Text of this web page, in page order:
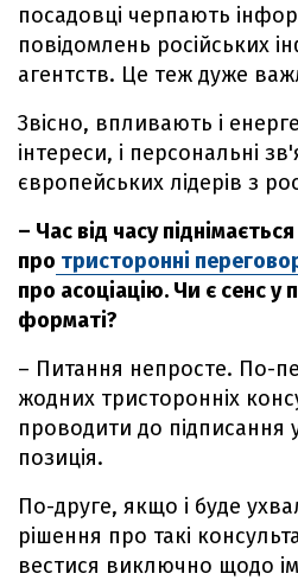
посадовці черпають
повідомлень російських
агентств. Це теж дуже
Звісно, впливають і
інтереси, і персональні
європейських лідерів з
– Час від часу
про тристоронні
про асоціацію. Чи є сенс у
форматі?
– Питання непросте. По-
жодних тристоронніх
проводити до підписання
позиція.
По-друге, якщо і буде
рішення про такі
вестися виключно щодо